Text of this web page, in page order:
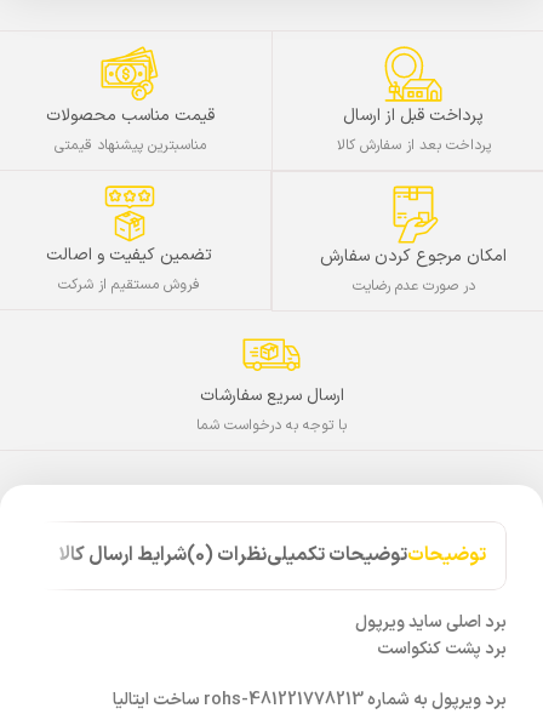
پرداخت قبل از ارسال
پرداخت بعد از سفارش کالا
قیمت مناسب محصولات
مناسبترین پیشنهاد قیمتی
امکان مرجوع کردن سفارش
در صورت عدم رضایت
تضمین کیفیت و اصالت
فروش مستقیم از شرکت
ارسال سریع سفارشات
با توجه به درخواست شما
توضیحاتتوضیحات تکمیلینظرات (0) شرایط ارسال کالا
برد اصلی ساید ویرپول
برد پشت کنکواست
برد ویرپول به شماره 481221778213-rohs ساخت ایتالیا